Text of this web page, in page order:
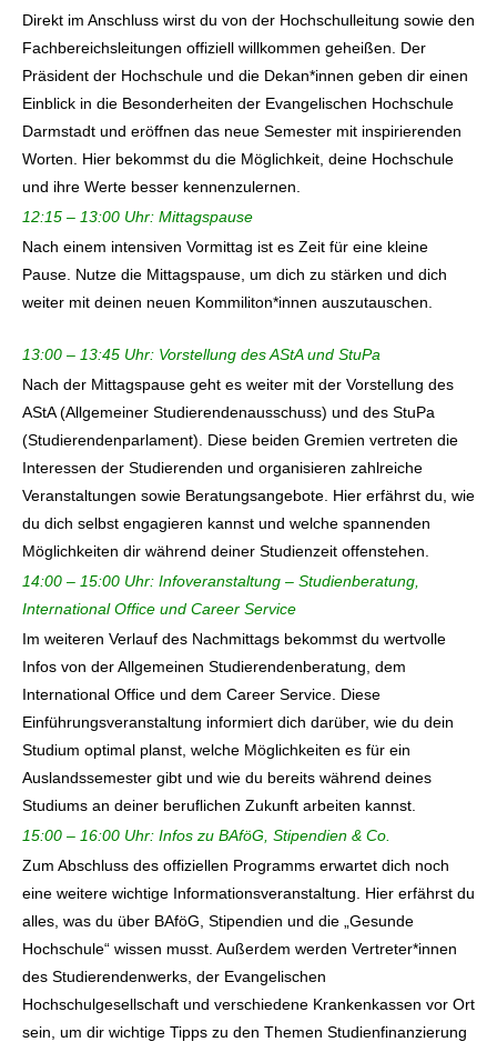
Direkt im Anschluss wirst du von der Hochschulleitung sowie den
Fachbereichsleitungen offiziell willkommen geheißen. Der
Präsident der Hochschule und die Dekan*innen geben dir einen
Einblick in die Besonderheiten der Evangelischen Hochschule
Darmstadt und eröffnen das neue Semester mit inspirierenden
Worten. Hier bekommst du die Möglichkeit, deine Hochschule
und ihre Werte besser kennenzulernen.
12:15 – 13:00 Uhr: Mittagspause
Nach einem intensiven Vormittag ist es Zeit für eine kleine
Pause. Nutze die Mittagspause, um dich zu stärken und dich
weiter mit deinen neuen Kommiliton*innen auszutauschen.
13:00 – 13:45 Uhr: Vorstellung des AStA und StuPa
Nach der Mittagspause geht es weiter mit der Vorstellung des
AStA (Allgemeiner Studierendenausschuss) und des StuPa
(Studierendenparlament). Diese beiden Gremien vertreten die
Interessen der Studierenden und organisieren zahlreiche
Veranstaltungen sowie Beratungsangebote. Hier erfährst du, wie
du dich selbst engagieren kannst und welche spannenden
Möglichkeiten dir während deiner Studienzeit offenstehen.
14:00 – 15:00 Uhr: Infoveranstaltung – Studienberatung,
International Office und Career Service
Im weiteren Verlauf des Nachmittags bekommst du wertvolle
Infos von der Allgemeinen Studierendenberatung, dem
International Office und dem Career Service. Diese
Einführungsveranstaltung informiert dich darüber, wie du dein
Studium optimal planst, welche Möglichkeiten es für ein
Auslandssemester gibt und wie du bereits während deines
Studiums an deiner beruflichen Zukunft arbeiten kannst.
15:00 – 16:00 Uhr: Infos zu BAföG, Stipendien & Co.
Zum Abschluss des offiziellen Programms erwartet dich noch
eine weitere wichtige Informationsveranstaltung. Hier erfährst du
alles, was du über BAföG, Stipendien und die „Gesunde
Hochschule“ wissen musst. Außerdem werden Vertreter*innen
des Studierendenwerks, der Evangelischen
Hochschulgesellschaft und verschiedene Krankenkassen vor Ort
sein, um dir wichtige Tipps zu den Themen Studienfinanzierung